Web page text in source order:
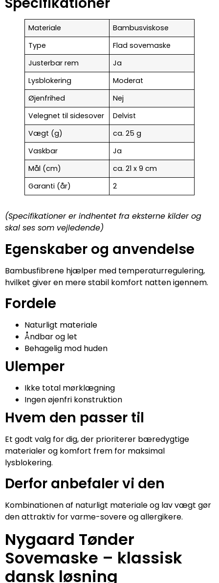
Materiale
Bambusviskose
Type
Flad sovemaske
Justerbar rem
Ja
Lysblokering
Moderat
Øjenfrihed
Nej
Velegnet til sidesover
Delvist
Vægt (g)
ca. 25 g
Vaskbar
Ja
Mål (cm)
ca. 21 x 9 cm
Garanti (år)
2
(Specifikationer er indhentet fra eksterne kilder og
skal ses som vejledende)
Egenskaber og anvendelse
Bambusfibrene hjælper med temperaturregulering,
hvilket giver en mere stabil komfort natten igennem.
Fordele
Naturligt materiale
Åndbar og let
Behagelig mod huden
Ulemper
Ikke total mørklægning
Ingen øjenfri konstruktion
Hvem den passer til
Et godt valg for dig, der prioriterer bæredygtige
materialer og komfort frem for maksimal
lysblokering.
Derfor anbefaler vi den
Kombinationen af naturligt materiale og lav vægt gør
den attraktiv for varme-sovere og allergikere.
Nygaard Tønder
Sovemaske – klassisk
dansk løsning